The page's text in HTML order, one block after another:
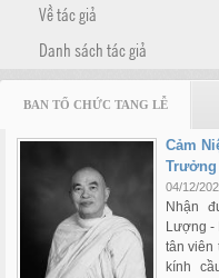
Về tác giả
Danh sách tác giả
BAN TỔ CHỨC TANG LỄ
Cảm
Trưởng
04/12/
Nhận
Lượng -
tân viên
kính